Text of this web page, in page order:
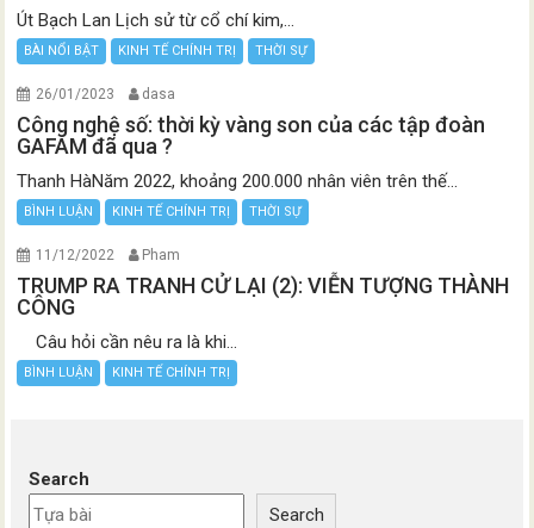
Út Bạch Lan Lịch sử từ cổ chí kim,...
BÀI NỔI BẬT KINH TẾ CHÍNH TRỊ THỜI SỰ
26/01/2023 dasa
Công nghệ số: thời kỳ vàng son của các tập đoàn
GAFAM đã qua ?
Thanh HàNăm 2022, khoảng 200.000 nhân viên trên thế...
BÌNH LUẬN KINH TẾ CHÍNH TRỊ THỜI SỰ
11/12/2022 Pham
TRUMP RA TRANH CỬ LẠI (2): VIỄN TƯỢNG THÀNH
CÔNG
Câu hỏi cần nêu ra là khi...
BÌNH LUẬN KINH TẾ CHÍNH TRỊ
Search
Search